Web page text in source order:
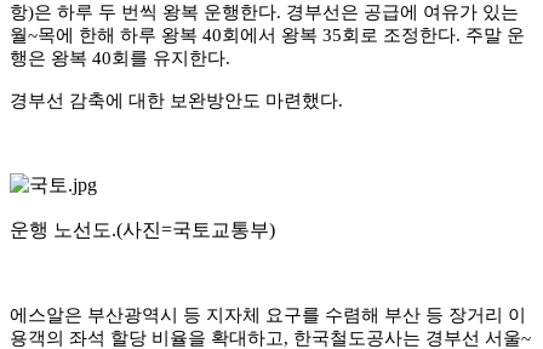
항)은 하루 두 번씩 왕복 운행한다. 경부선은 공급에 여유가 있는
월~목에 한해 하루 왕복 40회에서 왕복 35회로 조정한다. 주말 운
행은 왕복 40회를 유지한다.
경부선 감축에 대한 보완방안도 마련했다.
운행 노선도.(사진=국토교통부)
에스알은 부산광역시 등 지자체 요구를 수렴해 부산 등 장거리 이
용객의 좌석 할당 비율을 확대하고, 한국철도공사는 경부선 서울~